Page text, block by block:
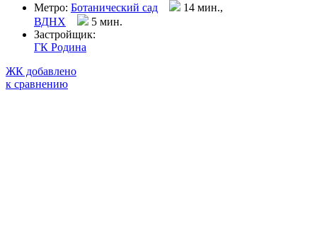
Метро: Ботанический сад
14 мин.,
ВДНХ
5 мин.
Застройщик:
ГК Родина
ЖК добавлено
к сравнению